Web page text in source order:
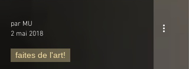
par MU
2 mai 2018